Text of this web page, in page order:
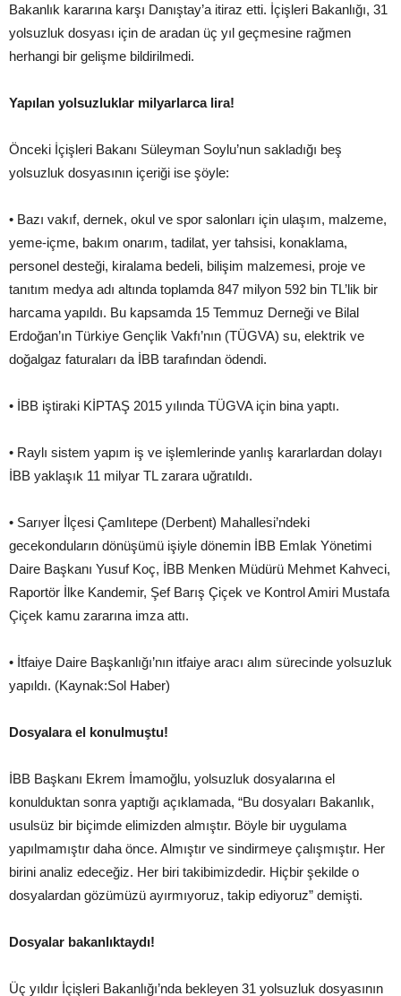
Bakanlık kararına karşı Danıştay’a itiraz etti. İçişleri Bakanlığı, 31
yolsuzluk dosyası için de aradan üç yıl geçmesine rağmen
herhangi bir gelişme bildirilmedi.
Yapılan yolsuzluklar milyarlarca lira!
Önceki İçişleri Bakanı Süleyman Soylu’nun sakladığı beş
yolsuzluk dosyasının içeriği ise şöyle:
• Bazı vakıf, dernek, okul ve spor salonları için ulaşım, malzeme,
yeme-içme, bakım onarım, tadilat, yer tahsisi, konaklama,
personel desteği, kiralama bedeli, bilişim malzemesi, proje ve
tanıtım medya adı altında toplamda 847 milyon 592 bin TL’lik bir
harcama yapıldı. Bu kapsamda 15 Temmuz Derneği ve Bilal
Erdoğan’ın Türkiye Gençlik Vakfı’nın (TÜGVA) su, elektrik ve
doğalgaz faturaları da İBB tarafından ödendi.
• İBB iştiraki KİPTAŞ 2015 yılında TÜGVA için bina yaptı.
• Raylı sistem yapım iş ve işlemlerinde yanlış kararlardan dolayı
İBB yaklaşık 11 milyar TL zarara uğratıldı.
• Sarıyer İlçesi Çamlıtepe (Derbent) Mahallesi’ndeki
gecekonduların dönüşümü işiyle dönemin İBB Emlak Yönetimi
Daire Başkanı Yusuf Koç, İBB Menken Müdürü Mehmet Kahveci,
Raportör İlke Kandemir, Şef Barış Çiçek ve Kontrol Amiri Mustafa
Çiçek kamu zararına imza attı.
• İtfaiye Daire Başkanlığı’nın itfaiye aracı alım sürecinde yolsuzluk
yapıldı. (Kaynak:Sol Haber)
Dosyalara el konulmuştu!
İBB Başkanı Ekrem İmamoğlu, yolsuzluk dosyalarına el
konulduktan sonra yaptığı açıklamada, “Bu dosyaları Bakanlık,
usulsüz bir biçimde elimizden almıştır. Böyle bir uygulama
yapılmamıştır daha önce. Almıştır ve sindirmeye çalışmıştır. Her
birini analiz edeceğiz. Her biri takibimizdedir. Hiçbir şekilde o
dosyalardan gözümüzü ayırmıyoruz, takip ediyoruz” demişti.
Dosyalar bakanlıktaydı!
Üç yıldır İçişleri Bakanlığı’nda bekleyen 31 yolsuzluk dosyasının